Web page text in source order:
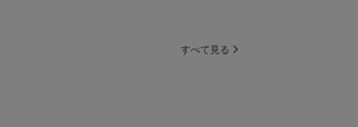
すべて見る